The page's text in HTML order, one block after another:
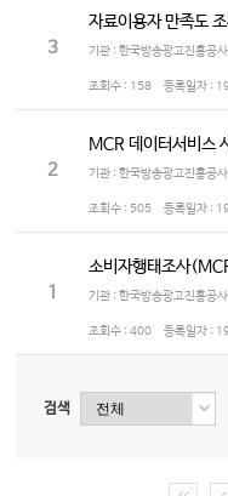
3
자료이용자 만족도 조
기관 : 한국방송광고진흥공사
조회수 : 158 등록일자 :
2
MCR 데이터서비스
기관 : 한국방송광고진흥공사
조회수 : 505 등록일자 :
1
소비자행태조사
기관 : 한국방송광고진흥공사
조회수 : 400 등록일자 :
검색